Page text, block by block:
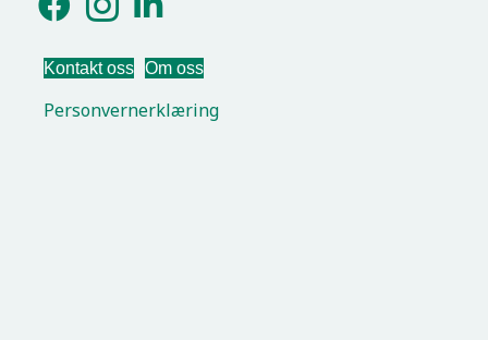
Kontakt oss Om oss
Personvernerklæring